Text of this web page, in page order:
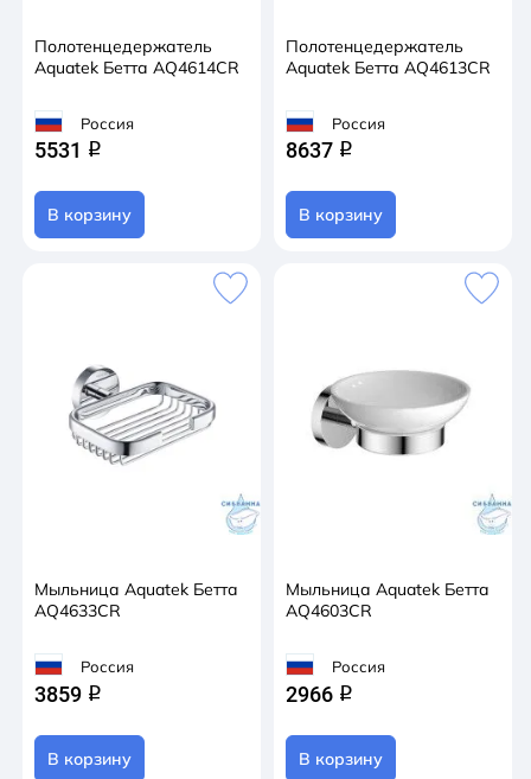
Полотенцедержатель
Aquatek Бетта AQ4614CR
Россия
5531 q
В корзину
Полотенцедержатель
Aquatek Бетта AQ4613CR
Россия
8637 q
В корзину
Мыльница Aquatek Бетта
AQ4633CR
Россия
3859 q
В корзину
Мыльница Aquatek Бетта
AQ4603CR
Россия
2966 q
В корзину